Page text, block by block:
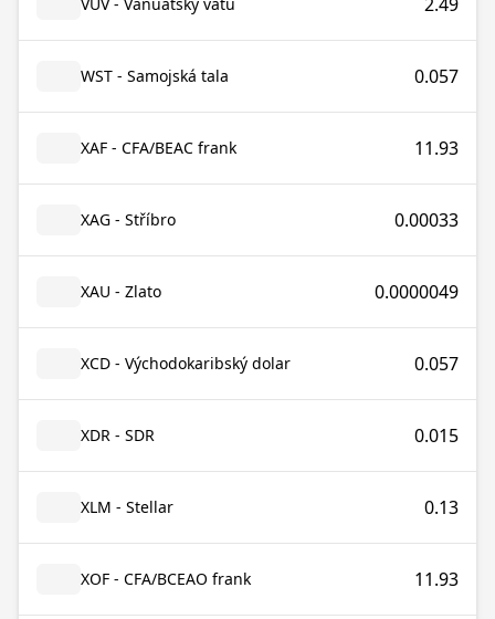
WST - Samojská tala 0.057
XAF - CFA/BEAC frank 11.93
XAG - Stříbro 0.00033
XAU - Zlato 0.0000049
XCD - Východokaribský dolar 0.057
XDR - SDR 0.015
XLM - Stellar 0.13
XOF - CFA/BCEAO frank 11.93